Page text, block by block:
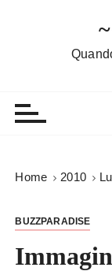
Home 2010
BUZZPARADISE